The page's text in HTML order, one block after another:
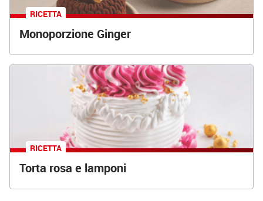
RICETTA
Monoporzione Ginger
RICETTA
Torta rosa e lamponi